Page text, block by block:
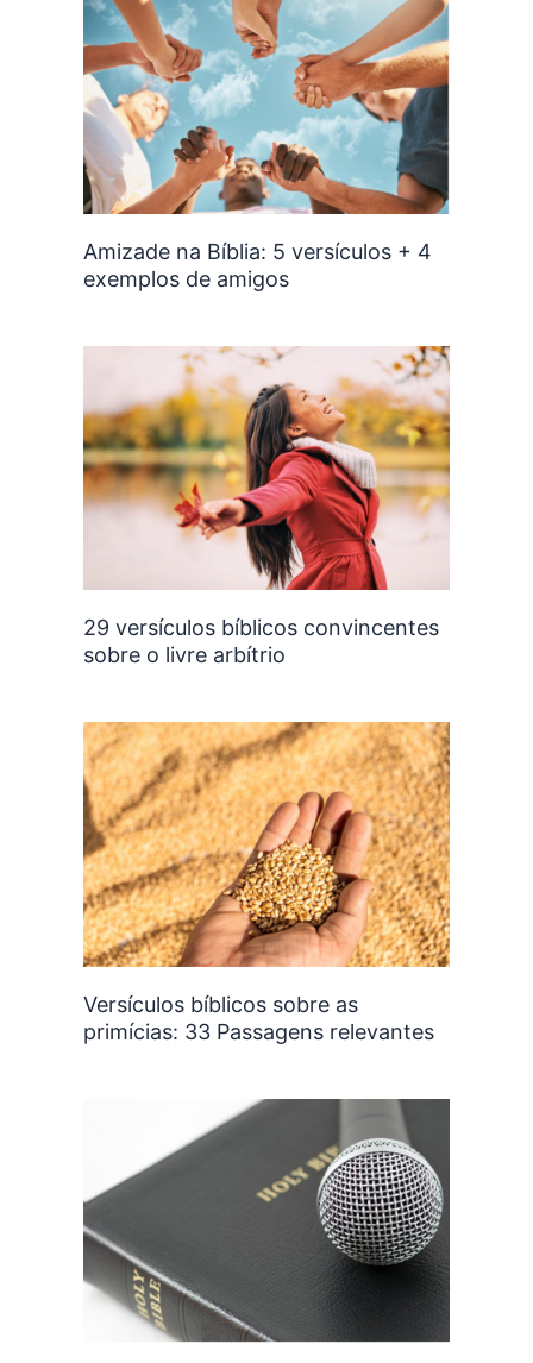
Amizade na Bíblia: 5 versículos + 4
exemplos de amigos
29 versículos bíblicos convincentes
sobre o livre arbítrio
Versículos bíblicos sobre as
primícias: 33 Passagens relevantes